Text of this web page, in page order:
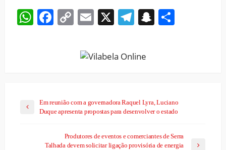
WhatsApp
Facebook
CopyEmail
X Telegram
Snapchat
Em reunião com a governadora Raquel Lyra, Luciano
Duque apresenta propostas para desenvolver o estado
Produtores de eventos e comerciantes de Serra
Talhada devem solicitar ligação provisória de energia